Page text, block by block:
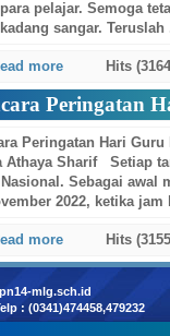
pelajar. Semoga
sangar. Teruslah
more Hits
Peringatan
Peringatan Hari
Athaya Sharif Setiap
Sebagai awal
2022, ketika jam
more Hits
mlg.sch.id
: (0341)474458,479232